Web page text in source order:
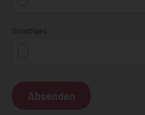
Sonstiges
Absenden